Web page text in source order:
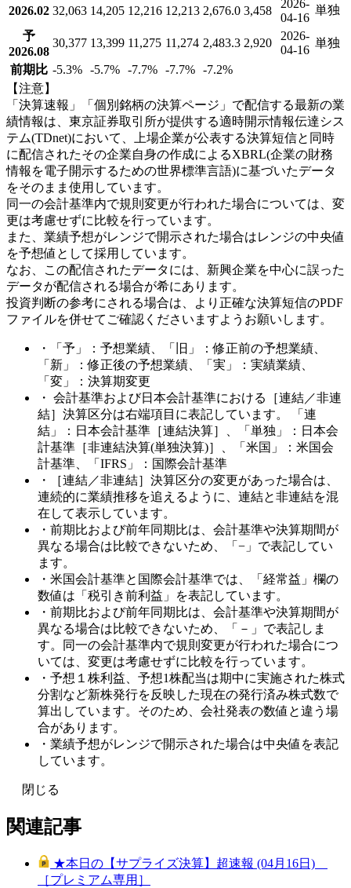
2026.02 32,063 14,205 12,216 12,213 2,676.0 3,458
2026-
04-16
単独
予
2026.08
30,377 13,399 11,275 11,274 2,483.3 2,920
2026-
04-16
単独
前期比 -5.3% -5.7% -7.7% -7.7% -7.2%
【注意】
「決算速報」「個別銘柄の決算ページ」で配信する最新の業
績情報は、東京証券取引所が提供する適時開示情報伝達シス
テム(TDnet)において、上場企業が公表する決算短信と同時
に配信されたその企業自身の作成によるXBRL(企業の財務
情報を電子開示するための世界標準言語)に基づいたデータ
をそのまま使用しています。
同一の会計基準内で規則変更が行われた場合については、変
更は考慮せずに比較を行っています。
また、業績予想がレンジで開示された場合はレンジの中央値
を予想値として採用しています。
なお、この配信されたデータには、新興企業を中心に誤った
データが配信される場合が希にあります。
投資判断の参考にされる場合は、より正確な決算短信のPDF
ファイルを併せてご確認くださいますようお願いします。
・「予」：予想業績、「旧」：修正前の予想業績、
「新」：修正後の予想業績、「実」：実績業績、
「変」：決算期変更
・ 会計基準および日本会計基準における［連結／非連
結］決算区分は右端項目に表記しています。 「連
結」：日本会計基準［連結決算］、「単独」：日本会
計基準［非連結決算(単独決算)］、「米国」：米国会
計基準、「IFRS」：国際会計基準
・［連結／非連結］決算区分の変更があった場合は、
連続的に業績推移を追えるように、連結と非連結を混
在して表示しています。
・前期比および前年同期比は、会計基準や決算期間が
異なる場合は比較できないため、「−」で表記してい
ます。
・米国会計基準と国際会計基準では、「経常益」欄の
数値は「税引き前利益」を表記しています。
・前期比および前年同期比は、会計基準や決算期間が
異なる場合は比較できないため、「－」で表記しま
す。同一の会計基準内で規則変更が行われた場合につ
いては、変更は考慮せずに比較を行っています。
・予想１株利益、予想1株配当は期中に実施された株式
分割など新株発行を反映した現在の発行済み株式数で
算出しています。そのため、会社発表の数値と違う場
合があります。
・業績予想がレンジで開示された場合は中央値を表記
しています。
閉じる
関連記事
★本日の【サプライズ決算】超速報 (04月16日)
［プレミアム専用］